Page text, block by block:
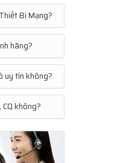
Bị Mạng?
hãng?
uy tín không?
không?